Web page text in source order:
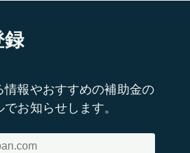
録
情報やおすすめの補助金の
お知らせします。